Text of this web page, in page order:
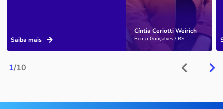
1/10
Cíntia Ceriotti Weirich
Bento Gonçalves / RS
Saiba mais